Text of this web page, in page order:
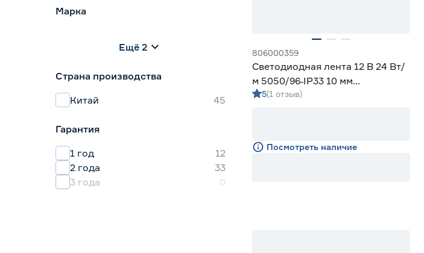
Марка
Navigator
Ещё 2
Страна производства
Китай
45
Гарантия
1 год
12
2 года
33
3 года
0
806000359
Светодиодная лента 12 В 24 Вт/
м 5050/96‑IP33 10 мм
мультиколор 5 м Geniled
5(1 отзыв)
Посмотреть наличие